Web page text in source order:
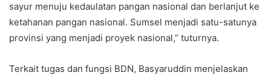
sayur menuju kedaulatan pangan nasional dan berlanjut ke
ketahanan pangan nasional. Sumsel menjadi satu-satunya
provinsi yang menjadi proyek nasional,” tuturnya.
Terkait tugas dan fungsi BDN, Basyaruddin menjelaskan